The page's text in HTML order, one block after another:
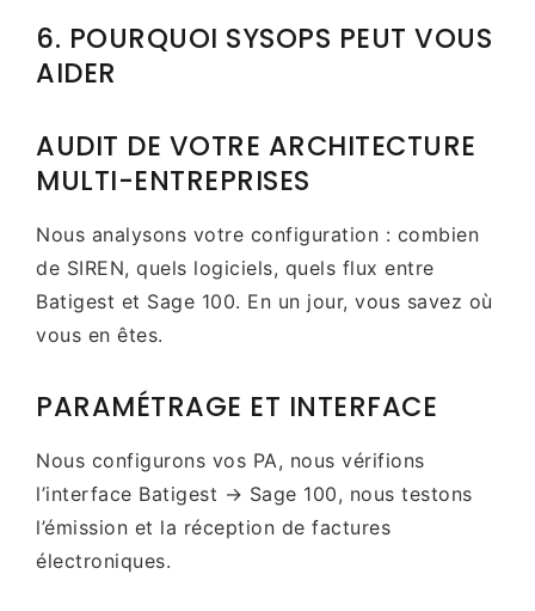
6. POURQUOI SYSOPS PEUT VOUS
AIDER
AUDIT DE VOTRE ARCHITECTURE
MULTI-ENTREPRISES
Nous analysons votre configuration : combien
de SIREN, quels logiciels, quels flux entre
Batigest et Sage 100. En un jour, vous savez où
vous en êtes.
PARAMÉTRAGE ET INTERFACE
Nous configurons vos PA, nous vérifions
l’interface Batigest → Sage 100, nous testons
l’émission et la réception de factures
électroniques.